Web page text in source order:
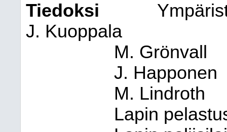
Tiedoksi
J. Kuoppala
M. Grönvall
J. Happonen
M. Lindroth
Lapin